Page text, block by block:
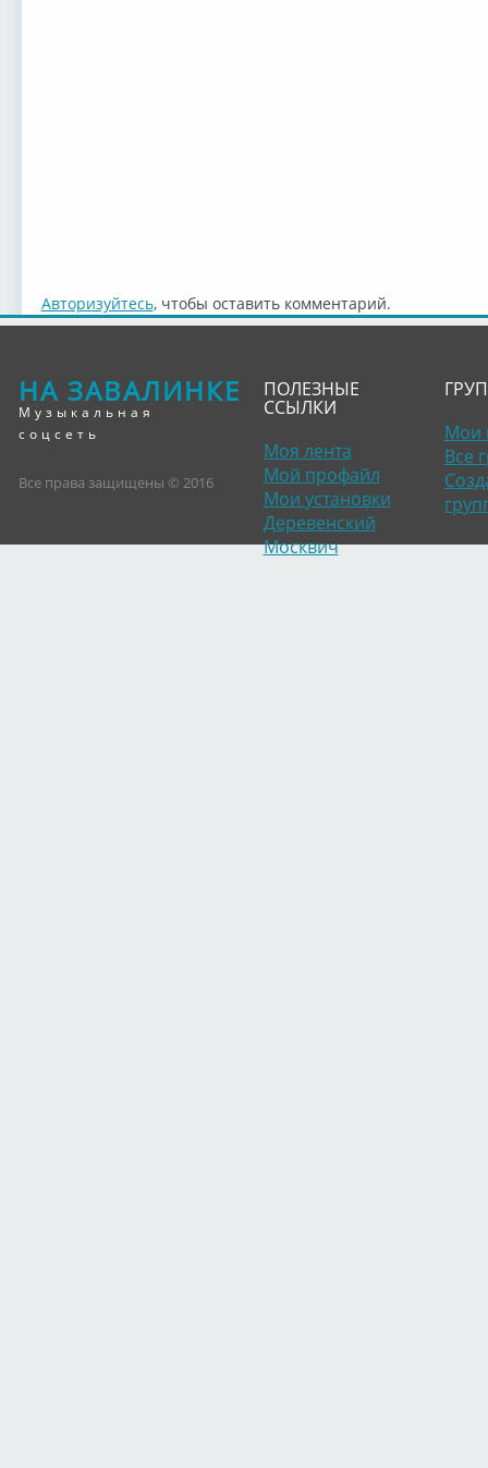
Авторизуйтесь, чтобы оставить комментарий.
НА ЗАВАЛИНКЕ
Музыкальная
соцсеть
Все права защищены © 2016
ПОЛЕЗНЫЕ
ССЫЛКИ
Моя лента
Мой профайл
Мои установки
Деревенский
Москвич
Мои
Все